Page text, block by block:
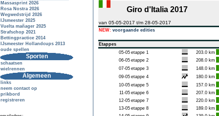
Massasprint 2026
Rosa Nostra 2026
Wegwedstrijd 2026
IJsmeester 2025
Vuelta mañager 2025
Strafschop 2021
Bettingpractice 2014
IJsmeester Hollandcups 2013
oude spellen
Sporten
schaatsen
wielrennen
Algemeen
links
neem contact op
prikbord
registreren
Giro d'Italia 2017
van 05-05-2017 t/m 28-05-2017
NEW: voorgaande edities
Etappes
05-05 etappe 1
203.0 km
06-05 etappe 2
208.0 km
07-05 etappe 3
148.0 km
09-05 etappe 4
180.0 km
10-05 etappe 5
157.0 km
11-05 etappe 6
207.0 km
12-05 etappe 7
220.0 km
13-05 etappe 8
189.0 km